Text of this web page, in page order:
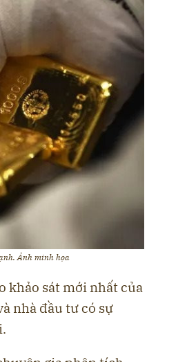
Ảnh minh họa
khảo sát mới nhất của
nhà đầu tư có sự